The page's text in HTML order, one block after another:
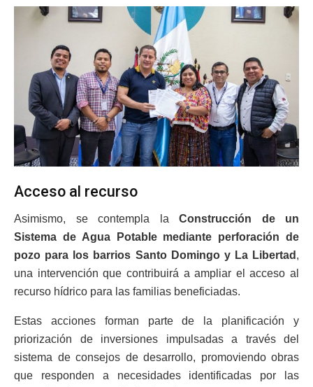
Acceso al recurso
Asimismo, se contempla la Construcción de un
Sistema de Agua Potable mediante perforación de
pozo para los barrios Santo Domingo y La Libertad ,
una intervención que contribuirá a ampliar el acceso al
recurso hídrico para las familias beneficiadas.
Estas acciones forman parte de la planificación y
priorización de inversiones impulsadas a través del
sistema de consejos de desarrollo, promoviendo obras
que responden a necesidades identificadas por las